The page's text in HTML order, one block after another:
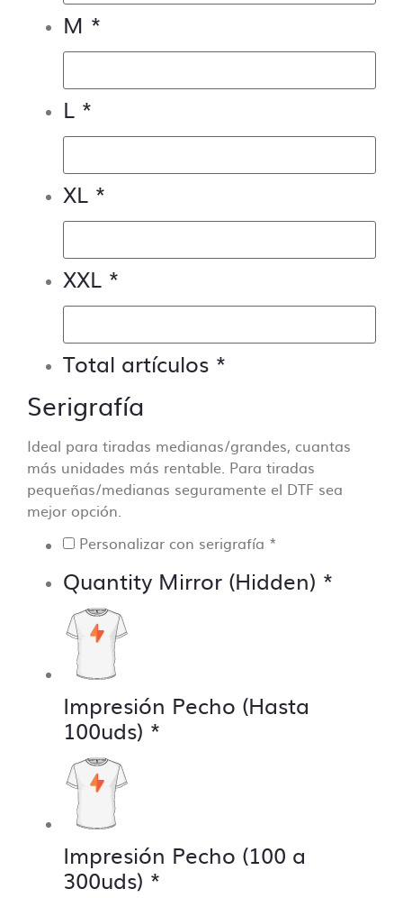
M *
L *
XL *
XXL *
Total artículos *
Serigrafía
Ideal para tiradas medianas/grandes, cuantas
más unidades más rentable. Para tiradas
pequeñas/medianas seguramente el DTF sea
mejor opción.
Personalizar con serigrafía *
Quantity Mirror (Hidden) *
Impresión Pecho (Hasta
100uds) *
Impresión Pecho (100 a
300uds) *
archivos ponte encontacto con nosotrosy
te lo presupuestamos sin compromiso.